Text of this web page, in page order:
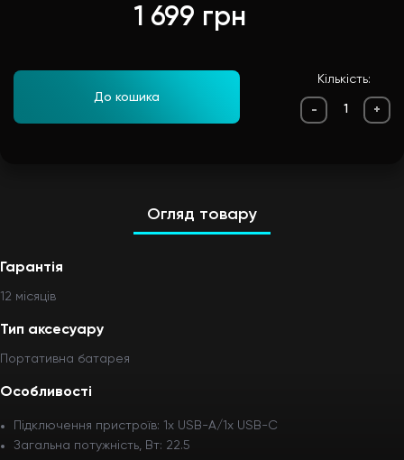
1 699 грн
До кошика
Кількість:
- +
Огляд товару
Гарантія
12 мiсяцiв
Тип аксесуару
Портативна батарея
Особливості
Підключення пристроїв: 1x USB-A/1x USB-C
Загальна потужність, Вт: 22.5